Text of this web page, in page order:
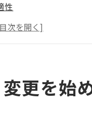
性
ンド
取り変更
現する方法
バスルームリフォー
更を始